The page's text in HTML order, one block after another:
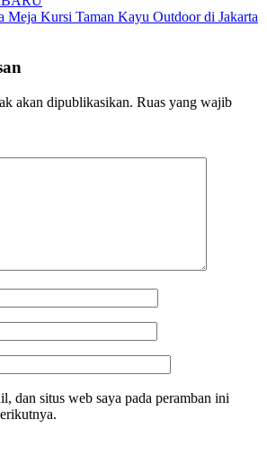
Meja Kursi Taman Kayu Outdoor di Jakarta
akan dipublikasikan. Ruas yang wajib
dan situs web saya pada peramban ini